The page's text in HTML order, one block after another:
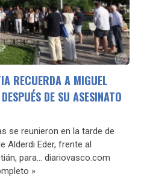
RECUERDA A MIGUEL
DE SU ASESINATO
se reunieron en la tarde de
Alderdi Eder, frente al
para… diariovasco.com
»